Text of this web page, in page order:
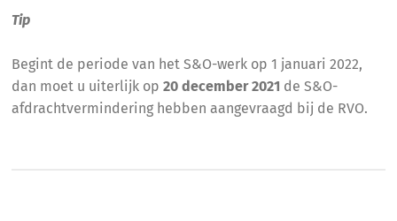
Tip
Begint de periode van het S&O-werk op 1 januari 2022,
dan moet u uiterlijk op20 december 2021 de S&O-
afdrachtvermindering hebben aangevraagd bij de RVO.